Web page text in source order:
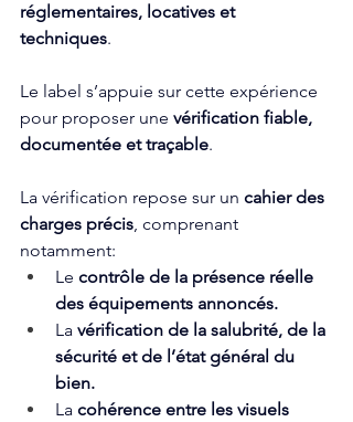
réglementaires, locatives et
techniques.
Le label s’appuie sur cette expérience
pour proposer une vérification fiable,
documentée et traçable.
La vérification repose sur un cahier des
charges précis, comprenant
notamment:
Le contrôle de la présence réelle
des équipements annoncés.
La vérification de la salubrité, de la
sécurité et de l’état général du
bien.
La cohérence entre les visuels